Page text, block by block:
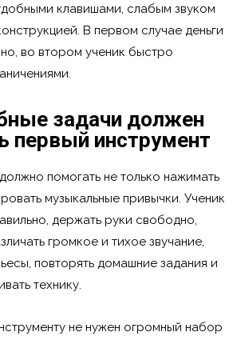
клавишами, слабым звуком
В первом случае деньги
во втором ученик быстро
задачи должен
первый инструмент
помогать не только нажимать
музыкальные привычки. Ученик
держать руки свободно,
громкое и тихое звучание,
повторять домашние задания и
технику.
не нужен огромный набор